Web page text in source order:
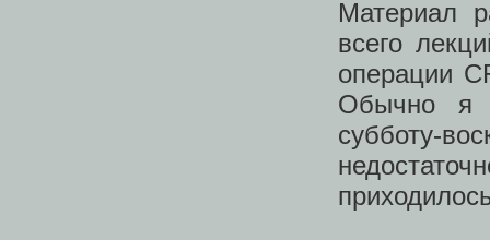
Материал
всего
операции
Обычно я
субботу-